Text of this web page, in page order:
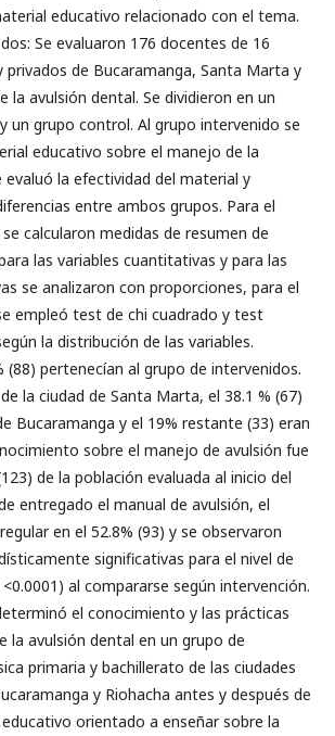
educativo relacionado con el tema.
Se evaluaron 176 docentes de 16
privados de Bucaramanga, Santa Marta y
la avulsión dental. Se dividieron en un
un grupo control. Al grupo intervenido se
educativo sobre el manejo de la
evaluó la efectividad del material y
entre ambos grupos. Para el
calcularon medidas de resumen de
las variables cuantitativas y para las
se analizaron con proporciones, para el
empleó test de chi cuadrado y test
la distribución de las variables.
(88) pertenecían al grupo de intervenidos.
la ciudad de Santa Marta, el 38.1 % (67)
Bucaramanga y el 19% restante (33) eran
sobre el manejo de avulsión fue
de la población evaluada al inicio del
entregado el manual de avulsión, el
en el 52.8% (93) y se observaron
significativas para el nivel de
al compararse según intervención.
el conocimiento y las prácticas
la avulsión dental en un grupo de
primaria y bachillerato de las ciudades
y Riohacha antes y después de
orientado a enseñar sobre la